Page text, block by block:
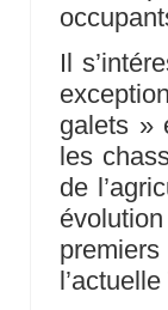
Il
galets »
les
de